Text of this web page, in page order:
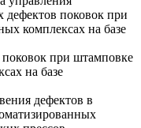
поковок при
комплексах на базе
поковок при штамповке
на базе
дефектов в